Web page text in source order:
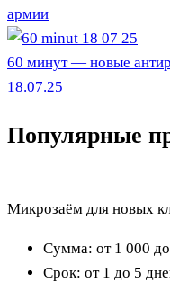
армии
60 минут — новые
18.07.25
Популярные
Микрозаём для новых
Сумма: от 1 000
Срок: от 1 до 5